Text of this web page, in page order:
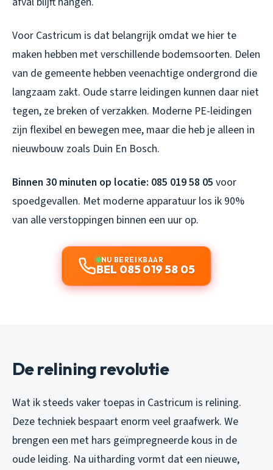
Voor Castricum is dat belangrijk omdat we hier te
maken hebben met verschillende bodemsoorten. Delen
van de gemeente hebben veenachtige ondergrond die
langzaam zakt. Oude starre leidingen kunnen daar niet
tegen, ze breken of verzakken. Moderne PE-leidingen
zijn flexibel en bewegen mee, maar die heb je alleen in
nieuwbouw zoals Duin En Bosch.
Binnen 30 minuten op locatie: 085 019 58 05 voor
spoedgevallen. Met moderne apparatuur los ik 90%
van alle verstoppingen binnen een uur op.
NU BEREIKBAAR
BEL 085 019 58 05
De relining revolutie
Wat ik steeds vaker toepas in Castricum is relining.
Deze techniek bespaart enorm veel graafwerk. We
brengen een met hars geïmpregneerde kous in de
oude leiding. Na uitharding vormt dat een nieuwe,